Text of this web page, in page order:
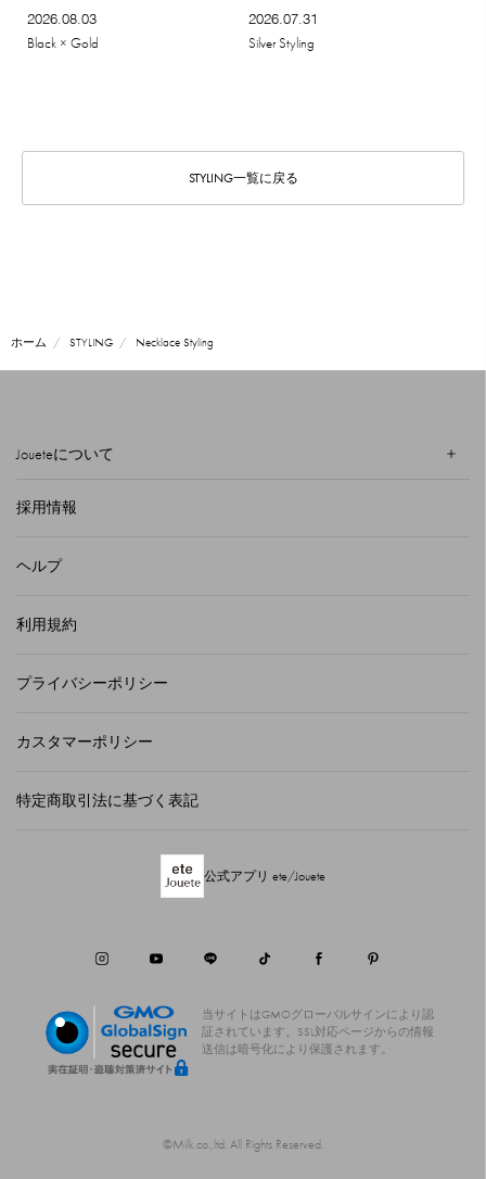
2026.08.03
Black × Gold
2026.07.31
Silver Styling
STYLING一覧に戻る
ホーム STYLING Necklace Styling
Joueteについて
採用情報
ヘルプ
利用規約
プライバシーポリシー
カスタマーポリシー
特定商取引法に基づく表記
公式アプリ ete/Jouete
当サイトはGMOグローバルサインにより認
証されています。
SSL対応ページからの情報
送信は暗号化により保護されます。
©Milk.co.,ltd. All Rights Reserved.